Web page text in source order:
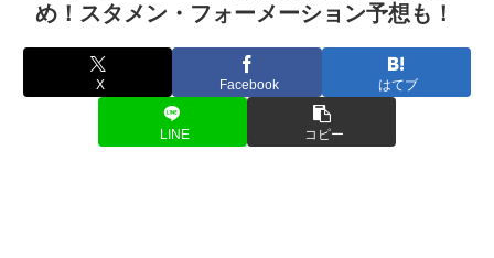
め！スタメン・フォーメーション予想も！
X Facebook はてブ
LINE コピー